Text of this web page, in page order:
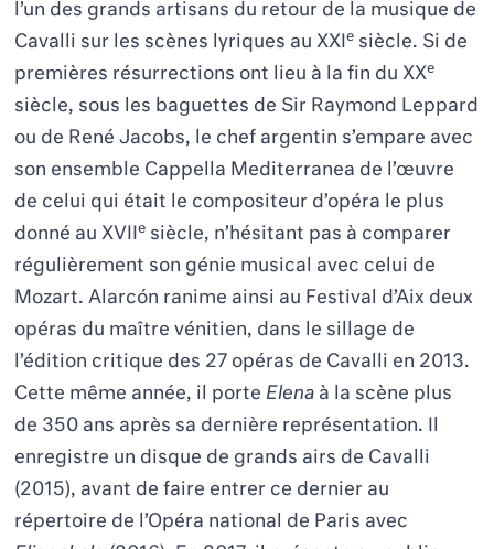
l’un des grands artisans du retour de la musique de
Cavalli sur les scènes lyriques au XXIe siècle. Si de
premières résurrections ont lieu à la fin du XXe
siècle, sous les baguettes de Sir Raymond Leppard
ou de René Jacobs, le chef argentin s’empare avec
son ensemble Cappella Mediterranea de l’œuvre
de celui qui était le compositeur d’opéra le plus
donné au XVIIe siècle, n’hésitant pas à comparer
régulièrement son génie musical avec celui de
Mozart. Alarcón ranime ainsi au Festival d’Aix deux
opéras du maître vénitien, dans le sillage de
l’édition critique des 27 opéras de Cavalli en 2013.
Cette même année, il porte Elena à la scène plus
de 350 ans après sa dernière représentation. Il
enregistre un disque de grands airs de Cavalli
(2015), avant de faire entrer ce dernier au
répertoire de l’Opéra national de Paris avec